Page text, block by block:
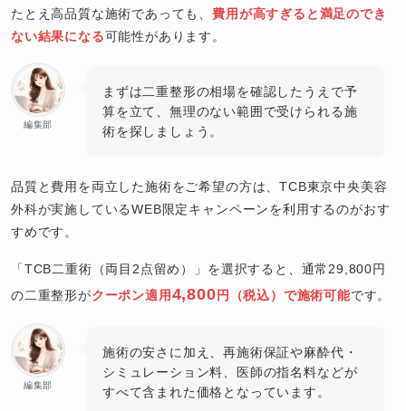
たとえ高品質な施術であっても、費用が高すぎると満足のでき
ない結果になる可能性があります。
編集部
まずは二重整形の相場を確認したうえで予
算を立て、無理のない範囲で受けられる施
術を探しましょう。
品質と費用を両立した施術をご希望の方は、TCB東京中央美容
外科が実施しているWEB限定キャンペーンを利用するのがおす
すめです。
「TCB二重術（両目2点留め）」を選択すると、通常29,800円
の二重整形がクーポン適用4,800 円（税込）で施術可能です。
編集部
施術の安さに加え、再施術保証や麻酔代・
シミュレーション料、医師の指名料などが
すべて含まれた価格となっています。